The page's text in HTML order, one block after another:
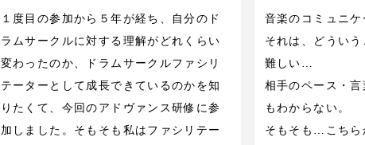
１度目の参加から５年が経ち、自分のド
ラムサークルに対する理解がどれくらい
変わったのか、ドラムサークルファシリ
テーターとして成長できているのかを知
りたくて、今回のアドヴァンス研修に参
加しました。そもそも私はファシリテー
音楽のコミュニケ
それは、どうい
難しい…
相手のペース・言
もわからない。
そもそも…こちら